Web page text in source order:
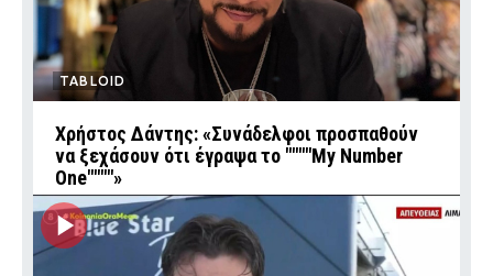
TABLOID
Χρήστος Δάντης: «Συνάδελφοι προσπαθούν
να ξεχάσουν ότι έγραψα το """"My Number
One""""»